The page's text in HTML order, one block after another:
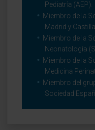
Pediatría (AEP).
Miembro de la
Madrid y
Miembro de la
Neonatología
Miembro de la
Medicina
Miembro del
Sociedad